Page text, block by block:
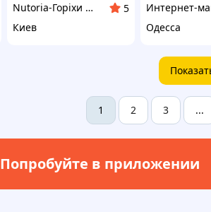
Nutoria-Горіхи та сухофрукти оптом і в роздріб
5
Киев
Одесса
1 2 3 ...
Попробуйте в приложении